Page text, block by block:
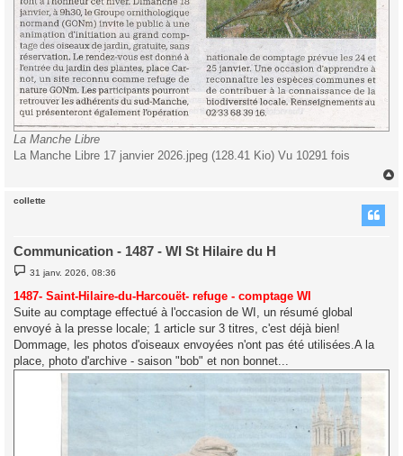
La Manche Libre
La Manche Libre 17 janvier 2026.jpeg (128.41 Kio) Vu 10291 fois
collette
Communication - 1487 - WI St Hilaire du H
M
e
s
s
a
e
31 janv. 2026, 08:36
1487- Saint-Hilaire-du-Harcouët- refuge - comptage WI
Suite au comptage effectué à l'occasion de WI, un résumé global
envoyé à la presse locale; 1 article sur 3 titres, c'est déjà bien!
Dommage, les photos d'oiseaux envoyées n'ont pas été utilisées.A la
place, photo d'archive - saison "bob" et non bonnet...